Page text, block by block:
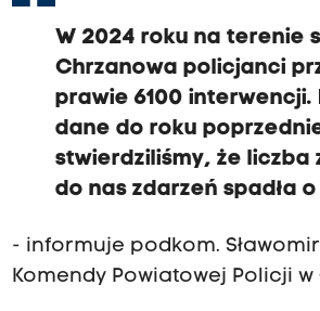
W 2024 roku na terenie
Chrzanowa policjanci
prawie 6100 interwencji.
dane do roku
stwierdziliśmy, że liczba
do nas zdarzeń spadła o
- informuje podkom.
Komendy Powiatowej Policji w